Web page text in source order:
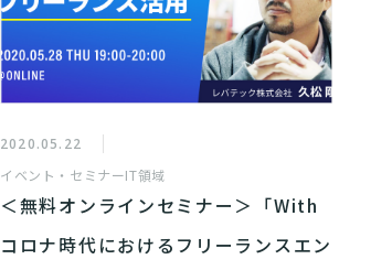
2020.05.22
イベント・セミナーIT領域
＜無料オンラインセミナー＞「With
コロナ時代におけるフリーランスエン